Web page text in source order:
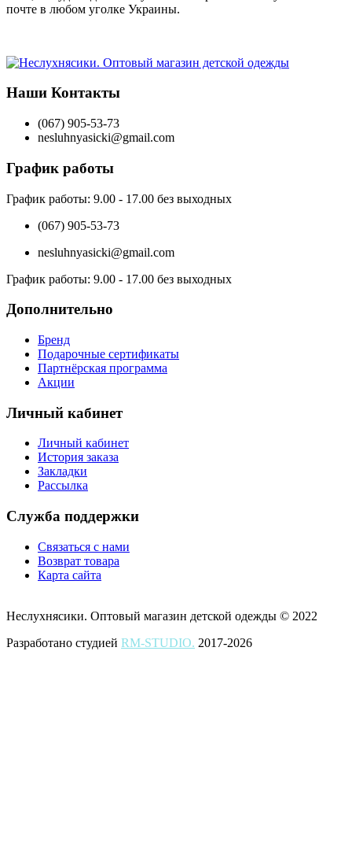
почте в любом уголке Украины.
Наши Контакты
(067) 905-53-73
nesluhnyasicki@gmail.com
График работы
График работы: 9.00 - 17.00 без выходных
(067) 905-53-73
nesluhnyasicki@gmail.com
График работы: 9.00 - 17.00 без выходных
Дополнительно
Бренд
Подарочные сертификаты
Партнёрская программа
Акции
Личный кабинет
Личный кабинет
История заказа
Закладки
Рассылка
Служба поддержки
Связаться с нами
Возврат товара
Карта сайта
Неслухнясики. Оптовый магазин детской одежды © 2022
Разработано студией RM-STUDIO. 2017-2026